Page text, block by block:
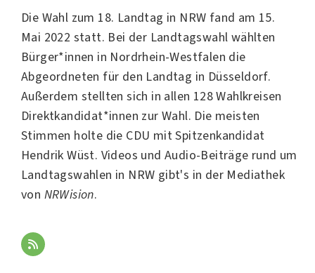
Die Wahl zum 18. Landtag in NRW fand am 15.
Mai 2022 statt. Bei der Landtagswahl wählten
Bürger*innen in Nordrhein-Westfalen die
Abgeordneten für den Landtag in Düsseldorf.
Außerdem stellten sich in allen 128 Wahlkreisen
Direktkandidat*innen zur Wahl. Die meisten
Stimmen holte die CDU mit Spitzenkandidat
Hendrik Wüst. Videos und Audio-Beiträge rund um
Landtagswahlen in NRW gibt's in der Mediathek
von NRWision.